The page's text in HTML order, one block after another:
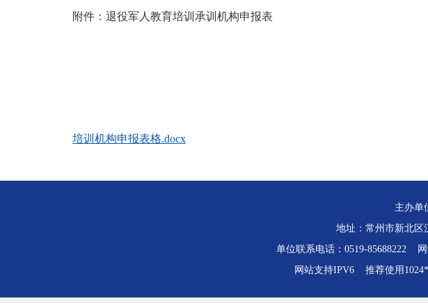
附件：退役军人教育培训承训机构申报表
培训机构申报表格.docx
主办单
地址：常州市新北
单位联系电话：0519-85688222 网
网站支持IPV6 推荐使用